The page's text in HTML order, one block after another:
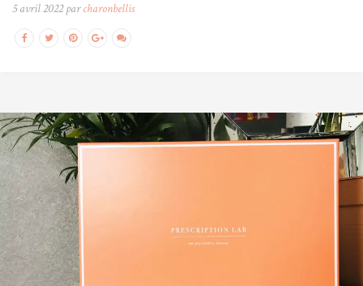
5 avril 2022 parcharonbellis